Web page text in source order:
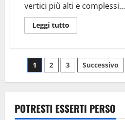
vertici più alti e complessi...
Leggi tutto
di
Canto
XXVI:
Folle
Paginazione
degli
articoli
1 2 3 Successivo
POTRESTI ESSERTI PERSO